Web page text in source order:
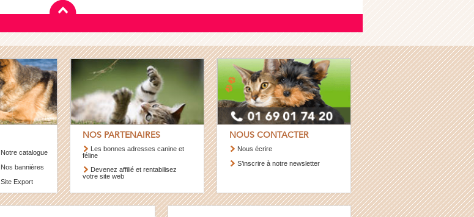
Notre catalogue
Nos bannières
Site Export
NOS PARTENAIRES
Les bonnes adresses canine et
féline
Devenez affilié et rentabilisez
votre site web
NOUS CONTACTER
Nous écrire
S’inscrire à notre newsletter